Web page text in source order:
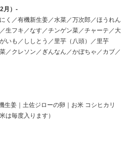
月）-
く／有機新生姜／水菜／万次郎／ほうれん
生フキ／なす／チンゲン菜／チャーテ／大
いも／ししとう／里芋（八頭）／里芋
／クレソン／ぎんなん／かぼちゃ／カブ／
生姜｜土佐ジローの卵｜お米 コシヒカリ
は毎度入ります）